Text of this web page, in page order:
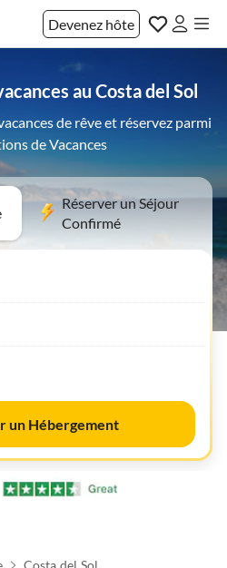
Devenez hôte
au Costa del Sol
de rêve et réservez parmi
de Vacances
Réserver un Séjour
Confirmé
un Hébergement